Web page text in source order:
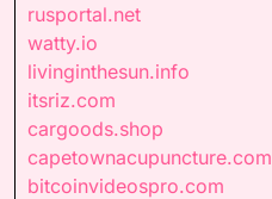
rusportal.net
watty.io
livinginthesun.info
itsriz.com
cargoods.shop
capetownacupuncture.com
bitcoinvideospro.com